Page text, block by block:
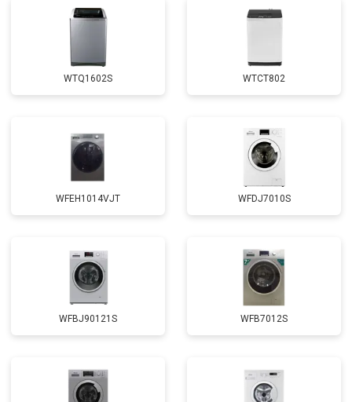
Корпусный ремонт (замена резинок,
Замена крестовины от 2750 ₽
Замена подшипников от 2800 ₽ Заказать
Замена мотора от 3800 ₽ Заказать
от 2200 ₽ Заказать
Замена ТЭН от 2300 ₽ Заказать
Замена блока управления от 3600 ₽ Заказать
Замена прессостата от 3350 ₽ Заказать
WTQ1602S WTCT802
WFEH1014VJT WFDJ7010S
WFBJ90121S WFB7012S